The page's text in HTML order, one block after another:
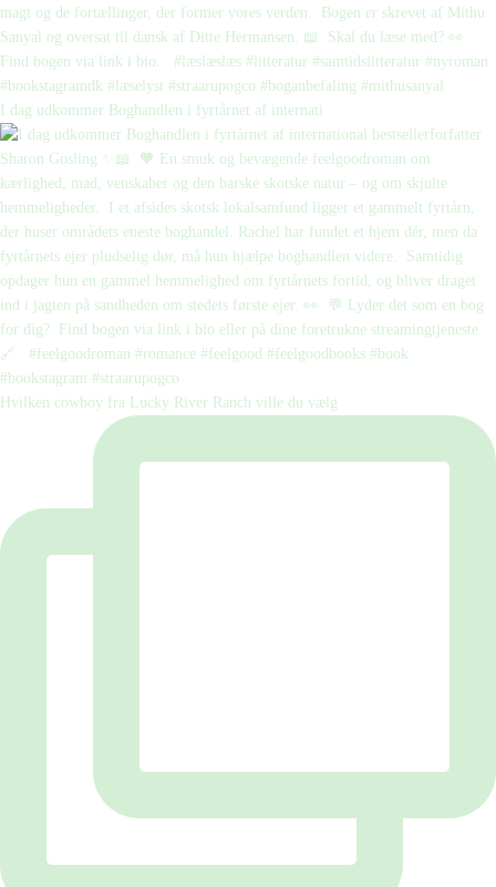
I dag udkommer Boghandlen i fyrtårnet af internati
Hvilken cowboy fra Lucky River Ranch ville du vælg